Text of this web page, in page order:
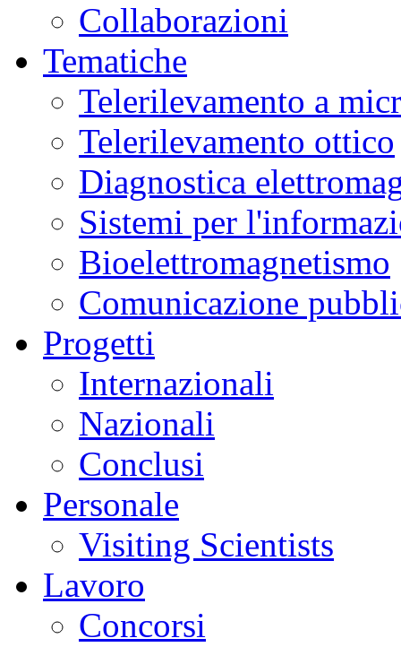
Collaborazioni
Tematiche
Telerilevamento a
Telerilevamento ottico
Diagnostica
Sistemi per
Bioelettromagnetismo
Comunicazione
Progetti
Internazionali
Nazionali
Conclusi
Personale
Visiting Scientists
Lavoro
Concorsi